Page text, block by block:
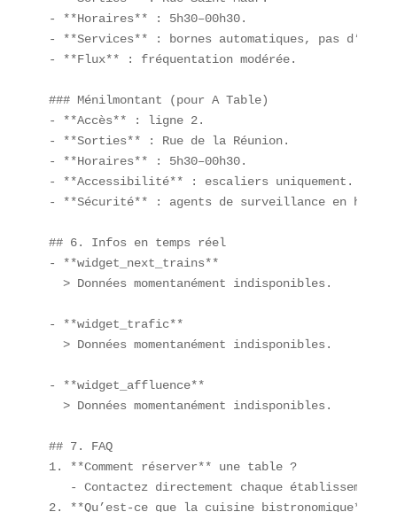
- **Horaires** : 5h30–00h30.
- **Services** : bornes automatiques, pas
- **Flux** : fréquentation modérée.
### Ménilmontant (pour A Table)
- **Accès** : ligne 2.
- **Sorties** : Rue de la Réunion.
- **Horaires** : 5h30–00h30.
- **Accessibilité** : escaliers uniquement.
- **Sécurité** : agents de surveillance en
## 6. Infos en temps réel
- **widget_next_trains**
  > Données momentanément indisponibles.
- **widget_trafic**
  > Données momentanément indisponibles.
- **widget_affluence**
  > Données momentanément indisponibles.
## 7. FAQ
1. **Comment réserver** une table ?
- Contactez directement chaque
2. **Qu’est-ce que la cuisine bistronomique** ?